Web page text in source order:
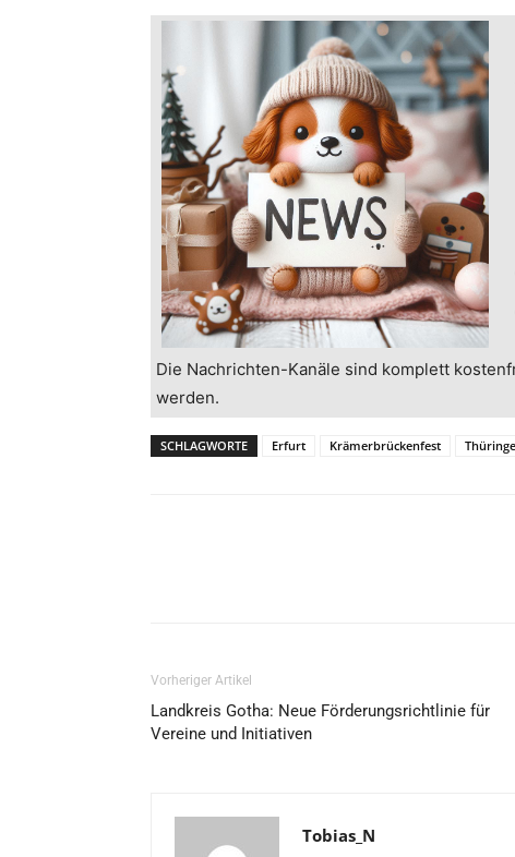
Die Nachrichten-Kanäle sind komplett
werden.
SCHLAGWORTE Erfurt Krämerbrückenfest
Vorheriger Artikel
Landkreis Gotha: Neue Förderungsrichtlinie für
Vereine und Initiativen
Tobias_N